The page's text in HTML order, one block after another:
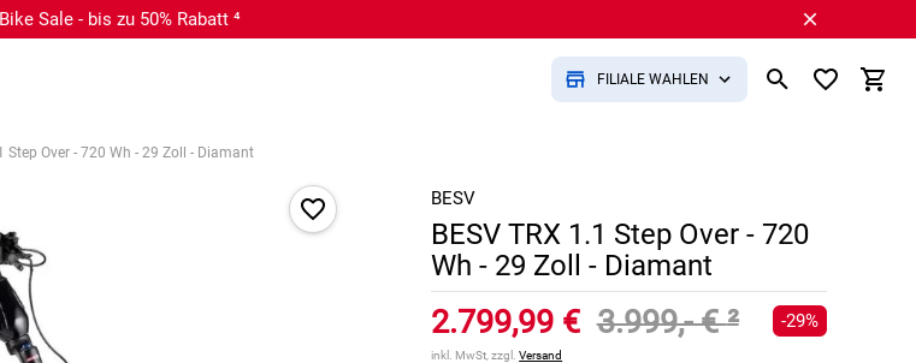
Sale - bis zu 50% Rabatt ⁴
FILIALE WÄHLEN
Step Over - 720 Wh - 29 Zoll - Diamant
BESV
BESV TRX 1.1 Step Over - 720
Wh - 29 Zoll - Diamant
2.799,99 € 3.999,- €²
inkl. MwSt, zzgl.Versand
-29%